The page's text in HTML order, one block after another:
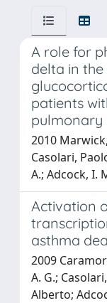
A role for
delta in
patients
pulmonary
2010
Casolari,
A.; Adcock, I.
Activation
asthma
2009
A. G.;
Alberto;